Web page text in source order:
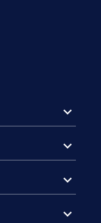
expand_more
expand_more
expand_more
expand_more